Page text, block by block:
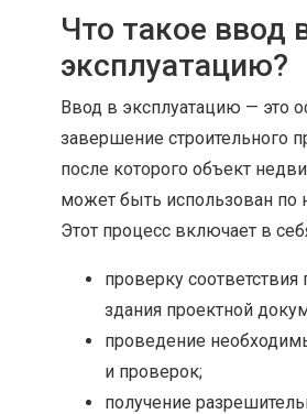
Что такое ввод
эксплуатацию?
Ввод в эксплуатацию — это
завершение строительного
после которого объект
может быть использован по
Этот процесс включает в
проверку соответствия
здания проектной
проведение
и проверок;
получение